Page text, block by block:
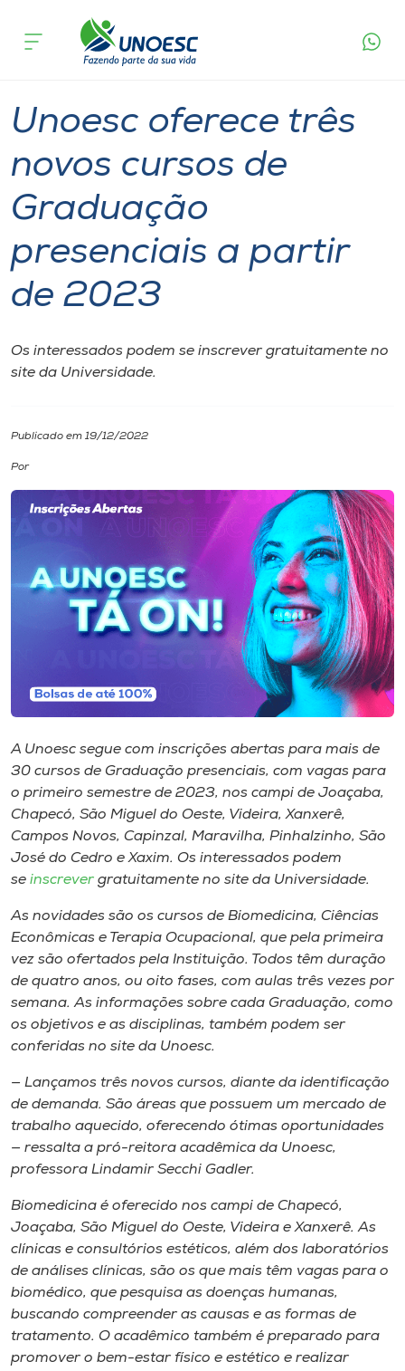
Cursos
Atendimento ao Estudante
Portal de Ensino
Diplomados
Editora
Rádio
Museu
Unoesc
Selecione
o idioma
A+
A-
acontece
Unoesc oferece três
novos cursos de
Graduação
presenciais a partir
de 2023
Os interessados podem se inscrever gratuitamente no
site da Universidade.
Publicado em 19/12/2022
Por
A Unoesc segue com inscrições abertas para mais de
30 cursos de Graduação presenciais, com vagas para
o primeiro semestre de 2023, nos campi de Joaçaba,
Chapecó, São Miguel do Oeste, Videira, Xanxerê,
Campos Novos, Capinzal, Maravilha, Pinhalzinho, São
José do Cedro e Xaxim. Os interessados podem
se inscrever gratuitamente no site da Universidade.
As novidades são os cursos de Biomedicina, Ciências
Econômicas e Terapia Ocupacional, que pela primeira
vez são ofertados pela Instituição. Todos têm duração
de quatro anos, ou oito fases, com aulas três vezes por
semana. As informações sobre cada Graduação, como
os objetivos e as disciplinas, também podem ser
conferidas no site da Unoesc.
— Lançamos três novos cursos, diante da identificação
de demanda. São áreas que possuem um mercado de
trabalho aquecido, oferecendo ótimas oportunidades
— ressalta a pró-reitora acadêmica da Unoesc,
professora Lindamir Secchi Gadler.
Biomedicina é oferecido nos campi de Chapecó,
Joaçaba, São Miguel do Oeste, Videira e Xanxerê. As
clínicas e consultórios estéticos, além dos laboratórios
de análises clínicas, são os que mais têm vagas para o
biomédico, que pesquisa as doenças humanas,
buscando compreender as causas e as formas de
tratamento. O acadêmico também é preparado para
promover o bem-estar físico e estético e realizar